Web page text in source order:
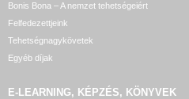
Bonis Bona – A nemzet tehetségeiért
Felfedezettjeink
Tehetségnagykövetek
Egyéb díjak
E-LEARNING, KÉPZÉS, KÖNYVEK